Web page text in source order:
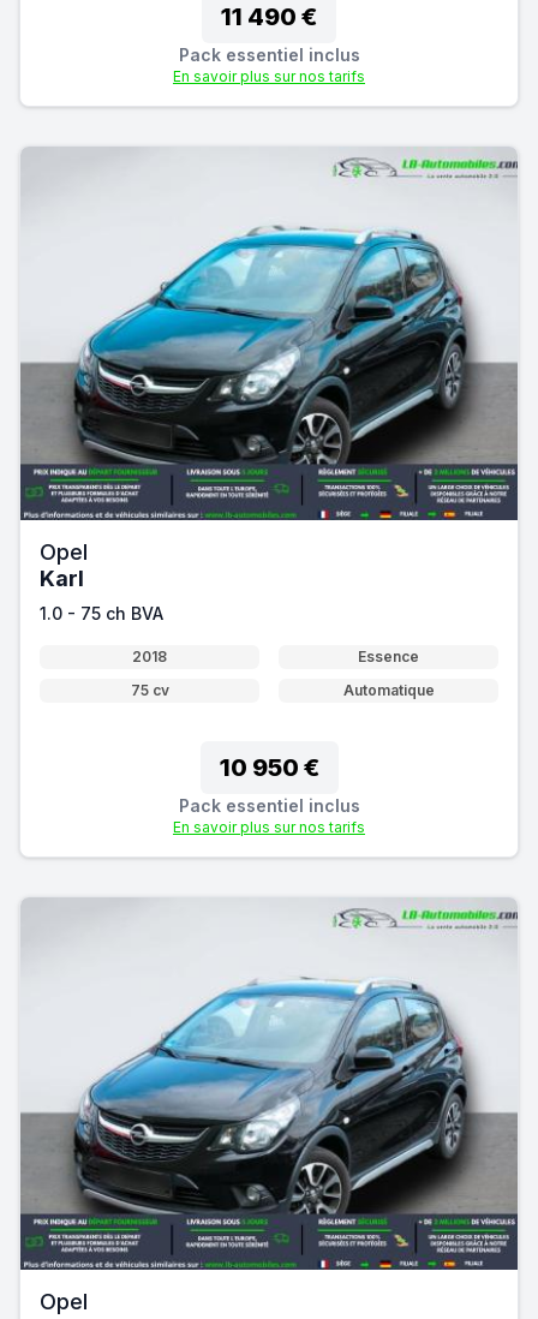
11 490 €
Pack essentiel inclus
En savoir plus sur nos tarifs
Opel
Karl
1.0 - 75 ch BVA
2018
Essence
75 cv
Automatique
10 950 €
Pack essentiel inclus
En savoir plus sur nos tarifs
Opel